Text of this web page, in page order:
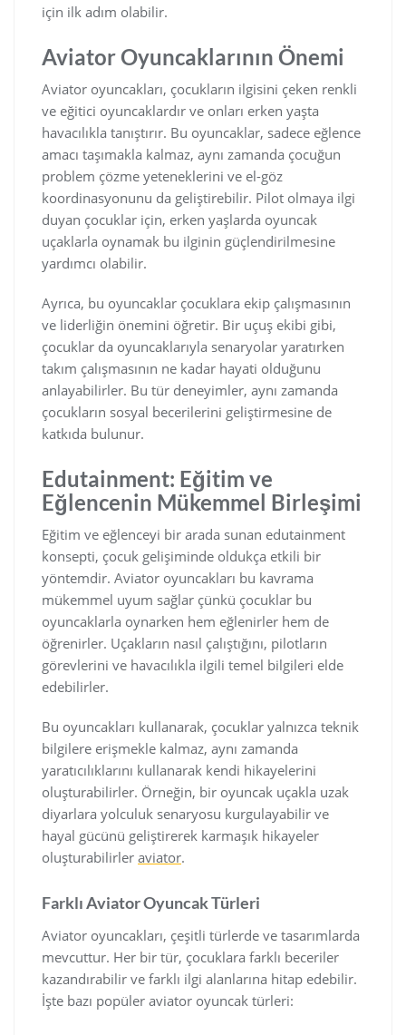
için ilk adım olabilir.
Aviator Oyuncaklarının Önemi
Aviator oyuncakları, çocukların ilgisini çeken renkli
ve eğitici oyuncaklardır ve onları erken yaşta
havacılıkla tanıştırır. Bu oyuncaklar, sadece eğlence
amacı taşımakla kalmaz, aynı zamanda çocuğun
problem çözme yeteneklerini ve el-göz
koordinasyonunu da geliştirebilir. Pilot olmaya ilgi
duyan çocuklar için, erken yaşlarda oyuncak
uçaklarla oynamak bu ilginin güçlendirilmesine
yardımcı olabilir.
Ayrıca, bu oyuncaklar çocuklara ekip çalışmasının
ve liderliğin önemini öğretir. Bir uçuş ekibi gibi,
çocuklar da oyuncaklarıyla senaryolar yaratırken
takım çalışmasının ne kadar hayati olduğunu
anlayabilirler. Bu tür deneyimler, aynı zamanda
çocukların sosyal becerilerini geliştirmesine de
katkıda bulunur.
Edutainment: Eğitim ve
Eğlencenin Mükemmel Birleşimi
Eğitim ve eğlenceyi bir arada sunan edutainment
konsepti, çocuk gelişiminde oldukça etkili bir
yöntemdir. Aviator oyuncakları bu kavrama
mükemmel uyum sağlar çünkü çocuklar bu
oyuncaklarla oynarken hem eğlenirler hem de
öğrenirler. Uçakların nasıl çalıştığını, pilotların
görevlerini ve havacılıkla ilgili temel bilgileri elde
edebilirler.
Bu oyuncakları kullanarak, çocuklar yalnızca teknik
bilgilere erişmekle kalmaz, aynı zamanda
yaratıcılıklarını kullanarak kendi hikayelerini
oluşturabilirler. Örneğin, bir oyuncak uçakla uzak
diyarlara yolculuk senaryosu kurgulayabilir ve
hayal gücünü geliştirerek karmaşık hikayeler
oluşturabilirler aviator.
Farklı Aviator Oyuncak Türleri
Aviator oyuncakları, çeşitli türlerde ve tasarımlarda
mevcuttur. Her bir tür, çocuklara farklı beceriler
kazandırabilir ve farklı ilgi alanlarına hitap edebilir.
İşte bazı popüler aviator oyuncak türleri: